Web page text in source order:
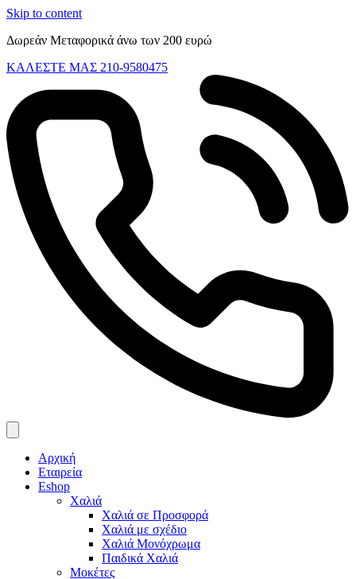
Skip to content
Δωρεάν Μεταφορικά άνω των 200 ευρώ
ΚΑΛΕΣΤΕ ΜΑΣ 210-9580475
Αρχική
Εταιρεία
Eshop
Χαλιά
Χαλιά σε Προσφορά
Χαλιά με σχέδιο
Χαλιά Μονόχρωμα
Παιδικά Χαλιά
Μοκέτες